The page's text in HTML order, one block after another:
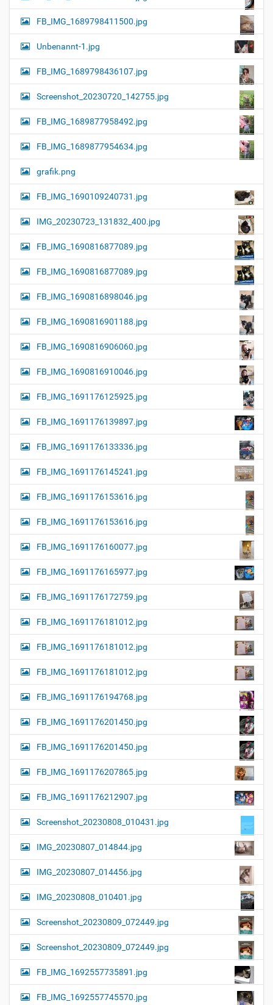
FB_IMG_1689798411500.jpg
Unbenannt-1.jpg
FB_IMG_1689798436107.jpg
Screenshot_20230720_142755.jpg
FB_IMG_1689877958492.jpg
FB_IMG_1689877954634.jpg
grafik.png
FB_IMG_1690109240731.jpg
IMG_20230723_131832_400.jpg
FB_IMG_1690816877089.jpg
FB_IMG_1690816877089.jpg
FB_IMG_1690816898046.jpg
FB_IMG_1690816901188.jpg
FB_IMG_1690816906060.jpg
FB_IMG_1690816910046.jpg
FB_IMG_1691176125925.jpg
FB_IMG_1691176139897.jpg
FB_IMG_1691176133336.jpg
FB_IMG_1691176145241.jpg
FB_IMG_1691176153616.jpg
FB_IMG_1691176153616.jpg
FB_IMG_1691176160077.jpg
FB_IMG_1691176165977.jpg
FB_IMG_1691176172759.jpg
FB_IMG_1691176181012.jpg
FB_IMG_1691176181012.jpg
FB_IMG_1691176181012.jpg
FB_IMG_1691176194768.jpg
FB_IMG_1691176201450.jpg
FB_IMG_1691176201450.jpg
FB_IMG_1691176207865.jpg
FB_IMG_1691176212907.jpg
Screenshot_20230808_010431.jpg
IMG_20230807_014844.jpg
IMG_20230807_014456.jpg
IMG_20230808_010401.jpg
Screenshot_20230809_072449.jpg
Screenshot_20230809_072449.jpg
FB_IMG_1692557735891.jpg
FB_IMG_1692557745570.jpg